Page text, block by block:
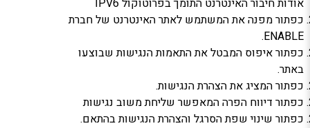
אודות חיבור האינטרנט התומך בפרוטוקול IPV6
כפתור מפנה את המשתמש לאתר האינטרנט של חברת
ENABLE.
כפתור איפוס המבטל את התאמות הנגישות שבוצעו
באתר.
כפתור המציג את הצהרת הנגישות.
כפתור דיווח הפרה המאפשר שליחת משוב נגישות
כפתור שינוי שפת הסרגל והצהרת הנגישות בהתאם.